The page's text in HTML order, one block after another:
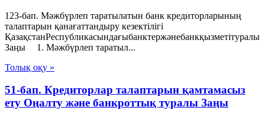
123-бап. Мәжбүрлеп таратылатын банк кредиторларының
талаптарын қанағаттандыру кезектілігі
ҚазақстанРеспубликасындағыбанктержәнебанкқызметітуралы
Заңы 1. Мәжбүрлеп таратыл...
Толық оқу »
51-бап. Кредиторлар талаптарын қамтамасыз
ету Оңалту және банкроттық туралы Заңы